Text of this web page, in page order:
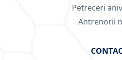
Petreceri
Antrenorii